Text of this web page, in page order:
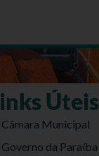
Úteis
Câmara Municipal
Governo da Paraíba